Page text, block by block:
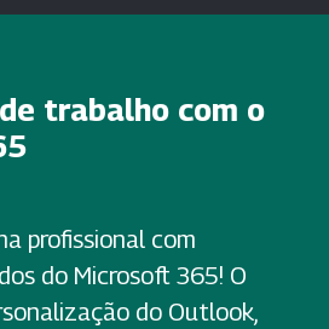
trabalho com o
profissional com
do Microsoft 365! O
do Outlook,